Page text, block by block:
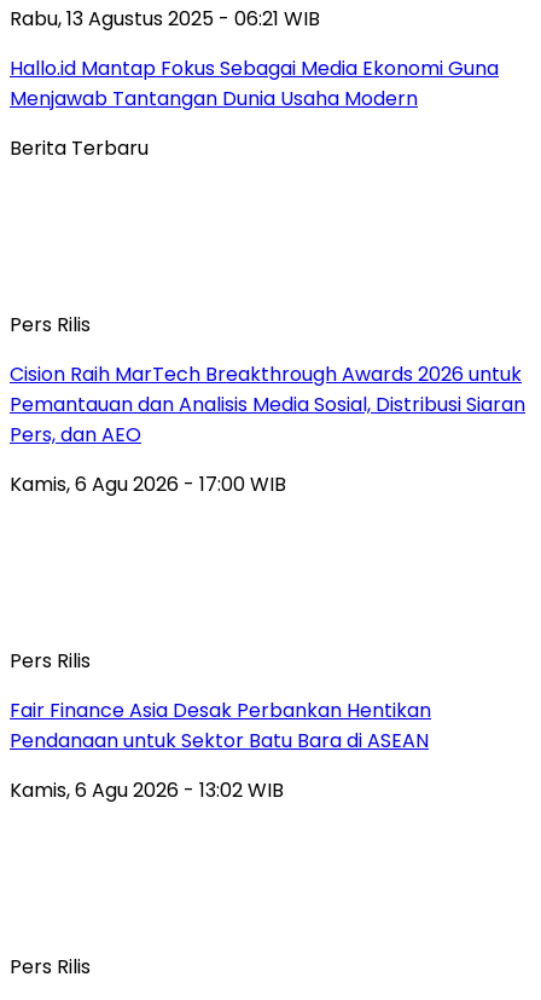
Rabu, 13 Agustus 2025 - 06:21 WIB
Hallo.id Mantap Fokus Sebagai Media Ekonomi Guna
Menjawab Tantangan Dunia Usaha Modern
Berita Terbaru
Pers Rilis
Cision Raih MarTech Breakthrough Awards 2026 untuk
Pemantauan dan Analisis Media Sosial, Distribusi Siaran
Pers, dan AEO
Kamis, 6 Agu 2026 - 17:00 WIB
Pers Rilis
Fair Finance Asia Desak Perbankan Hentikan
Pendanaan untuk Sektor Batu Bara di ASEAN
Kamis, 6 Agu 2026 - 13:02 WIB
Pers Rilis